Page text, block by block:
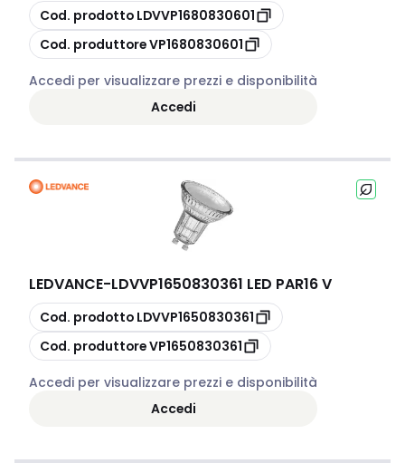
copia
Cod. prodotto LDVVP1680830601
copia
Cod. produttoreVP1680830601
Accedi per visualizzare prezzi e disponibilità
Accedi
LEDVANCE-LDVVP1650830361 LED PAR16 V
copia
Cod. prodotto LDVVP1650830361
copia
Cod. produttoreVP1650830361
Accedi per visualizzare prezzi e disponibilità
Accedi